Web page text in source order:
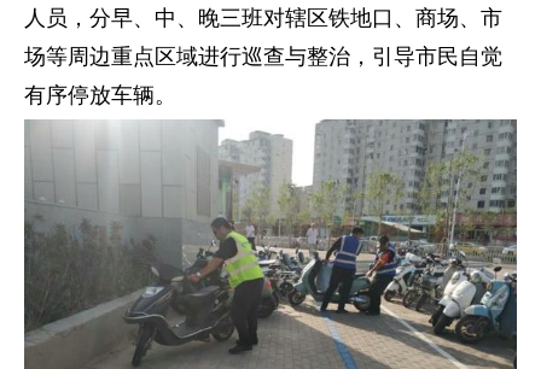
人员，分早、中、晚三班对辖区铁地口、商场、市
场等周边重点区域进行巡查与整治，引导市民自觉
有序停放车辆。